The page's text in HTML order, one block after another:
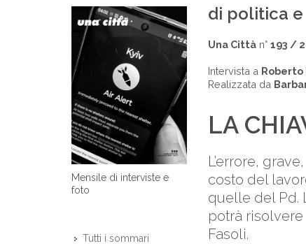
Mensile di interviste e
foto
Tutti i sommari
di politica
Una Città n° 193 /
Intervista a Roberto
Realizzata da
LA
L’errore,
costo del
quelle del Pd.
potrà
Fasoli.